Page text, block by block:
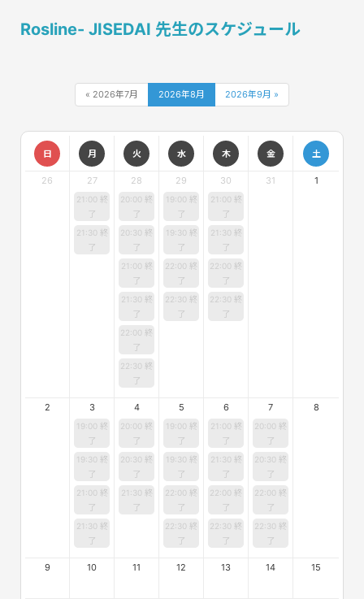
Rosline- JISEDAI 先生のスケジュール
« 2026年7月 2026年8月 2026年9月 »
日 月 火 水 木 金 土
26 27
21:00 終
了
21:30 終
了
28
20:00 終
了
20:30 終
了
21:00 終
了
21:30 終
了
22:00 終
了
22:30 終
了
29
19:00 終
了
19:30 終
了
22:00 終
了
22:30 終
了
30
21:00 終
了
21:30 終
了
22:00 終
了
22:30 終
了
31 1
2 3
19:00 終
了
19:30 終
了
21:00 終
了
21:30 終
了
4
20:00 終
了
20:30 終
了
21:30 終
了
5
19:00 終
了
19:30 終
了
22:00 終
了
22:30 終
了
6
21:00 終
了
21:30 終
了
22:00 終
了
22:30 終
了
7
20:00 終
了
20:30 終
了
22:00 終
了
22:30 終
了
8
9 10 11 12 13 14 15